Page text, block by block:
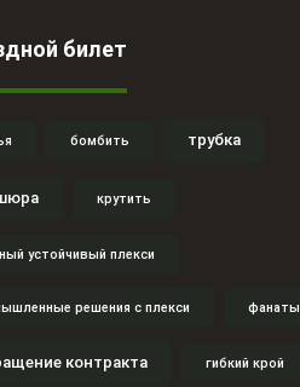
билет
бомбить трубка
крутить
устойчивый плекси
решения с плекси фанаты
контракта гибкий крой